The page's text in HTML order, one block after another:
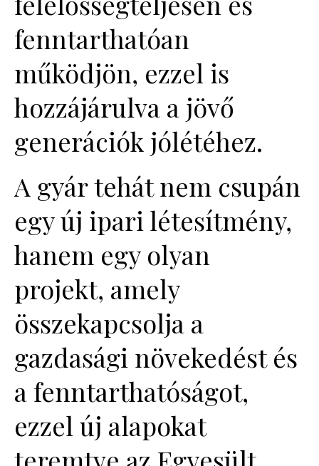
fenntarthatóan
működjön, ezzel is
hozzájárulva a jövő
generációk jólétéhez.
A gyár tehát nem csupán
egy új ipari létesítmény,
hanem egy olyan
projekt, amely
összekapcsolja a
gazdasági növekedést és
a fenntarthatóságot,
ezzel új alapokat